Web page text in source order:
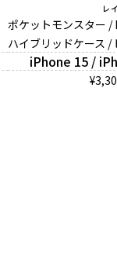
レ
ポケットモンスター
ハイブリッドケース /
iPhone 15 /